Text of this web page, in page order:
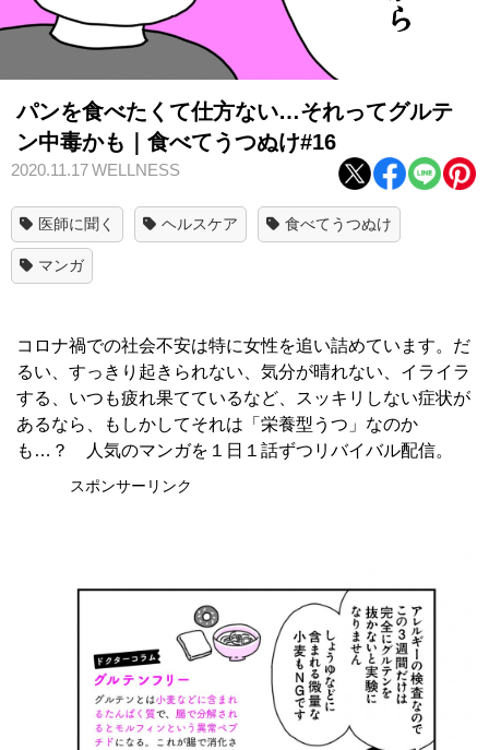
パンを食べたくて仕方ない…それってグルテ
ン中毒かも｜食べてうつぬけ#16
2020.11.17WELLNESS
医師に聞く ヘルスケア 食べてうつぬけ
マンガ
コロナ禍での社会不安は特に女性を追い詰めています。だ
るい、すっきり起きられない、気分が晴れない、イライラ
する、いつも疲れ果てているなど、スッキリしない症状が
あるなら、もしかしてそれは「栄養型うつ」なのか
も…？ 人気のマンガを１日１話ずつリバイバル配信。
スポンサーリンク